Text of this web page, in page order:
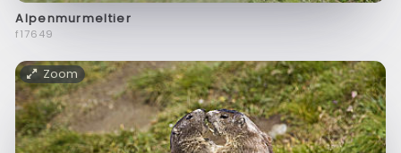
Alpenmurmeltier
f17649
Zoom